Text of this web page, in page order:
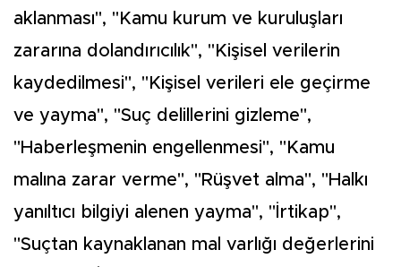
aklanması", "Kamu kurum ve kuruluşları
zararına dolandırıcılık", "Kişisel verilerin
kaydedilmesi", "Kişisel verileri ele geçirme
ve yayma", "Suç delillerini gizleme",
"Haberleşmenin engellenmesi", "Kamu
malına zarar verme", "Rüşvet alma", "Halkı
yanıltıcı bilgiyi alenen yayma", "İrtikap",
"Suçtan kaynaklanan mal varlığı değerlerini